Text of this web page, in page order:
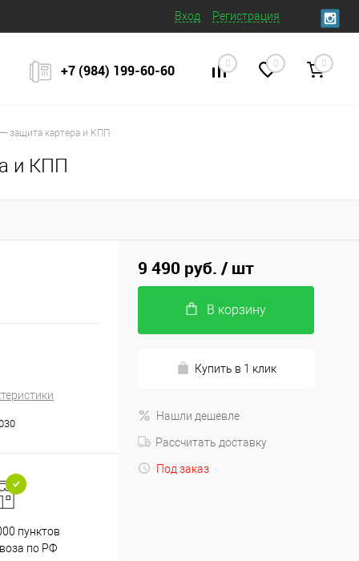
Вход Регистрация
+7 (984) 199‒60‒60 0 0 0
защита картера и КПП
и КПП
пунктов
по РФ
9 490 руб. / шт
В корзину
Купить в 1 клик
Нашли дешевле
Рассчитать доставку
Под заказ